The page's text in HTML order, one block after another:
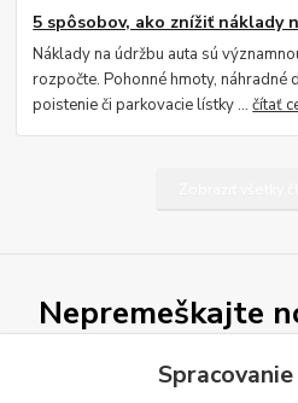
5 spôsobov, ako znížiť náklady
Náklady na údržbu auta sú
rozpočte. Pohonné hmoty, náhradné
poistenie či parkovacie lístky ...čítať
Nepremeškajte
zľavy!